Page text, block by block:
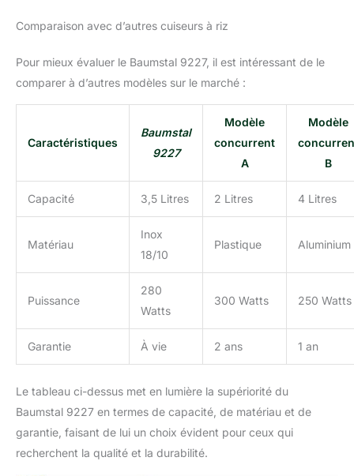
Comparaison avec d’autres cuiseurs à riz
Pour mieux évaluer le Baumstal 9227, il est intéressant de le
comparer à d’autres modèles sur le marché :
Caractéristiques
Baumstal
9227
Modèle
concurrent
A
Modèle
B
Capacité 3,5 Litres 2 Litres 4 Litres
Matériau
Inox
18/10
Plastique Aluminium
Puissance
280
Watts
300 Watts 250 Watts
Garantie À vie 2 ans 1 an
Le tableau ci-dessus met en lumière la supériorité du
Baumstal 9227 en termes de capacité, de matériau et de
garantie, faisant de lui un choix évident pour ceux qui
recherchent la qualité et la durabilité.